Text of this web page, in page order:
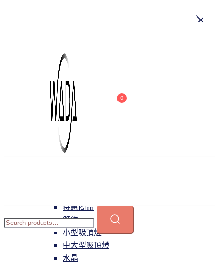
0
吊燈
特惠商品
小型吊燈
中大型吊燈
長形吊燈
特惠商品
簡約
小型吸頂燈
中大型吸頂燈
水晶